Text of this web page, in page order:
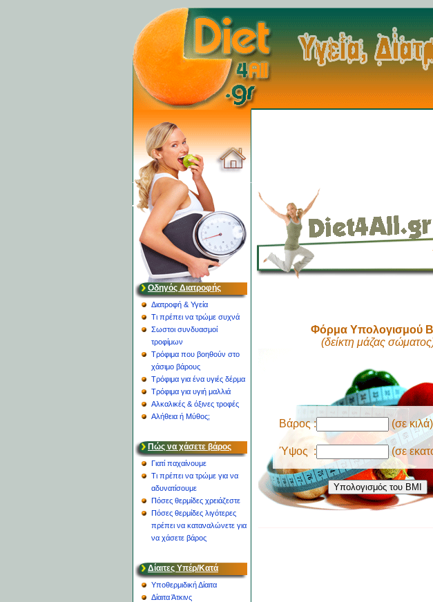
Οδηγός Διατροφής
Διατροφή & Υγεία
Τι πρέπει να τρώμε συχνά
Σωστοι συνδυασμοί
τροφίμων
Τρόφιμα που βοηθούν στο
χάσιμο βάρους
Τρόφιμα για ένα υγιές δέρμα
Τρόφιμα για υγιή μαλλιά
Αλκαλικές & όξινες τροφές
Αλήθεια ή Μύθος;
Πώς να χάσετε βάρος
Γιατί παχαίνουμε
Τι πρέπει να τρώμε για να
αδυνατίσουμε
Πόσες θερμίδες χρειάζεστε
Πόσες θερμίδες λιγότερες
πρέπει να καταναλώνετε για
να χάσετε βάρος
Δίαιτες Υπέρ/Κατά
Υποθερμιδική Δίαιτα
Δίαιτα Άτκινς
Φόρμα Υπολογισμού
(δείκτη μάζας
Βάρος : (σε κιλά)
Ύψος : (σε